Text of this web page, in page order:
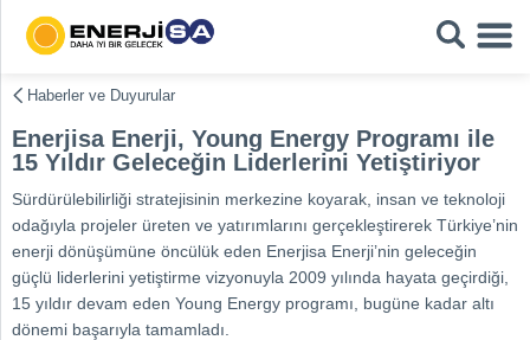
Haberler ve Duyurular
Enerjisa Enerji, Young Energy Programı ile
15 Yıldır Geleceğin Liderlerini Yetiştiriyor
Sürdürülebilirliği stratejisinin merkezine koyarak, insan ve teknoloji
odağıyla projeler üreten ve yatırımlarını gerçekleştirerek Türkiye’nin
enerji dönüşümüne öncülük eden Enerjisa Enerji’nin geleceğin
güçlü liderlerini yetiştirme vizyonuyla 2009 yılında hayata geçirdiği,
15 yıldır devam eden Young Energy programı, bugüne kadar altı
dönemi başarıyla tamamladı.